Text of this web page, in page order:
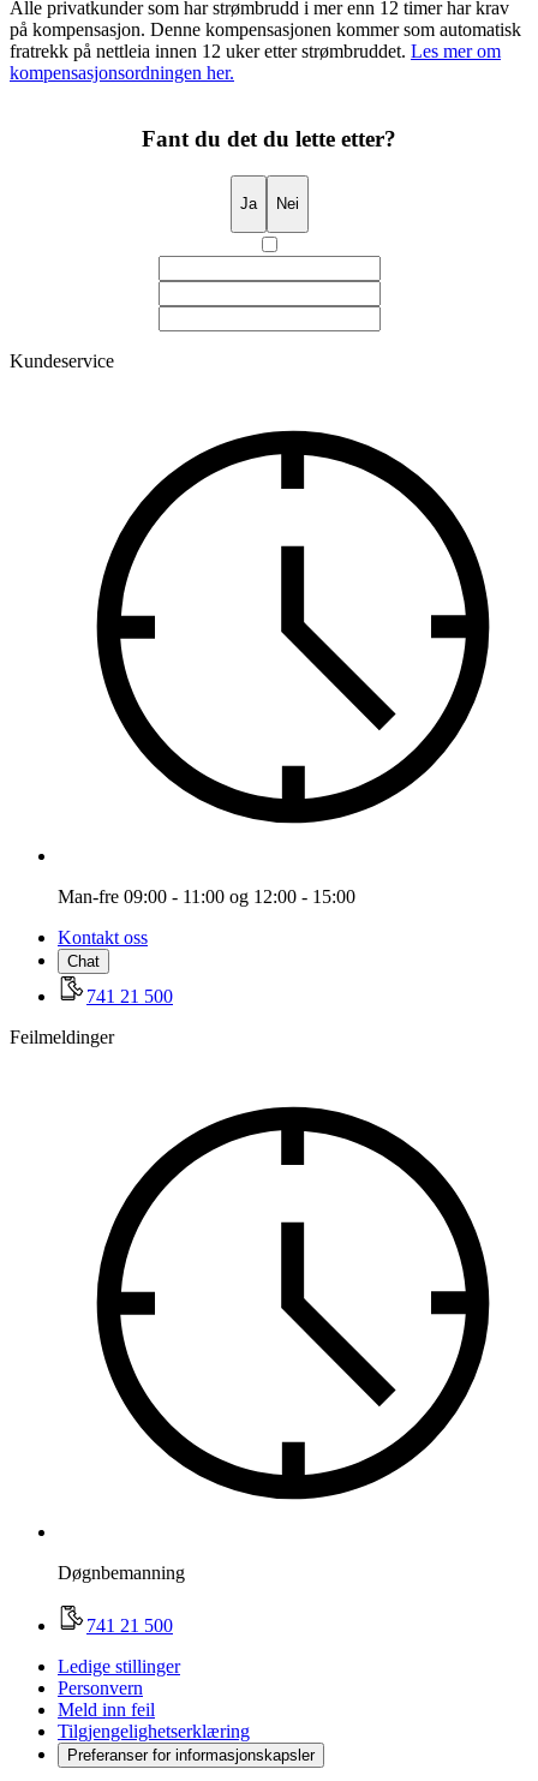
Alle privatkunder som har strømbrudd i mer enn 12 timer har krav
på kompensasjon. Denne kompensasjonen kommer som automatisk
fratrekk på nettleia innen 12 uker etter strømbruddet. Les mer om
kompensasjonsordningen her.
Fant du det du lette etter?
Ja Nei
Kundeservice
Man-fre 09:00 - 11:00 og 12:00 - 15:00
Kontakt oss
Chat
741 21 500
Feilmeldinger
Døgnbemanning
741 21 500
Ledige stillinger
Personvern
Meld inn feil
Tilgjengelighetserklæring
Preferanser for informasjonskapsler